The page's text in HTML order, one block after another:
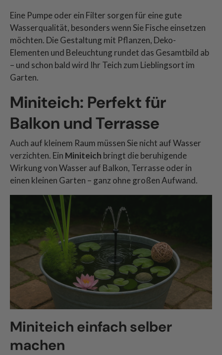
Eine Pumpe oder ein Filter sorgen für eine gute
Wasserqualität, besonders wenn Sie Fische einsetzen
möchten. Die Gestaltung mit Pflanzen, Deko-
Elementen und Beleuchtung rundet das Gesamtbild ab
– und schon bald wird Ihr Teich zum Lieblingsort im
Garten.
Miniteich: Perfekt für
Balkon und Terrasse
Auch auf kleinem Raum müssen Sie nicht auf Wasser
verzichten. Ein Miniteich bringt die beruhigende
Wirkung von Wasser auf Balkon, Terrasse oder in
einen kleinen Garten – ganz ohne großen Aufwand.
Miniteich einfach selber
machen